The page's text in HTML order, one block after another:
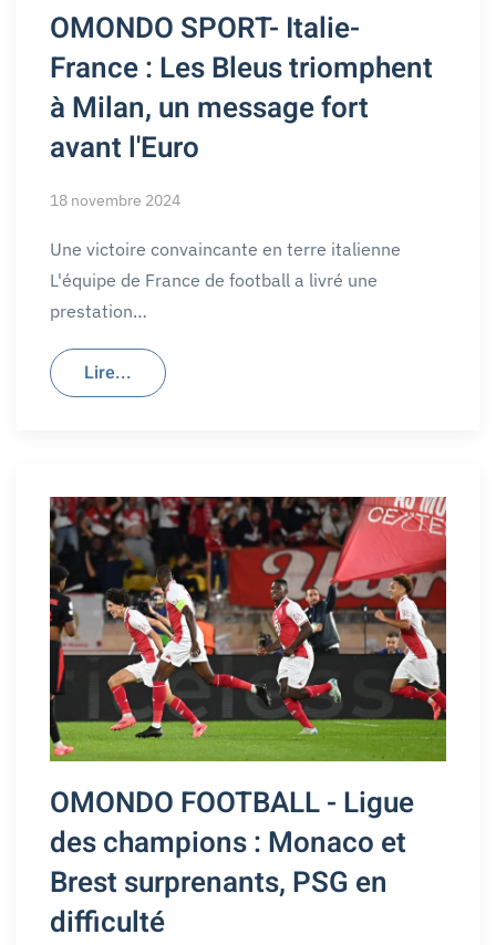
OMONDO SPORT- Italie-
France : Les Bleus triomphent
à Milan, un message fort
avant l'Euro
18 novembre 2024
Une victoire convaincante en terre italienne
L'équipe de France de football a livré une
prestation…
Lire...
OMONDO FOOTBALL - Ligue
des champions : Monaco et
Brest surprenants, PSG en
difficulté